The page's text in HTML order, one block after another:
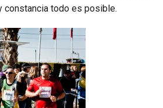
todo es posible.